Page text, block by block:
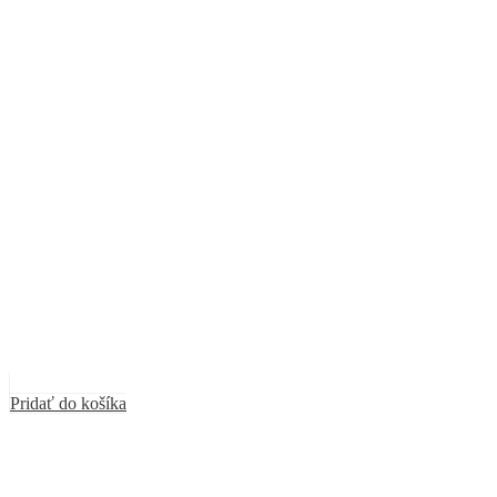
Pridať do košíka